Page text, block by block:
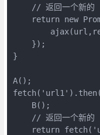
// 返回一个新的
return new
    });
}
A();
    B();
// 返回一个新的
return